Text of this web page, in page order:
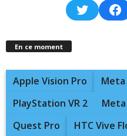
Twitter
En ce moment
Apple Vision Pro
PlayStation VR 2
Quest Pro
HTC Vive